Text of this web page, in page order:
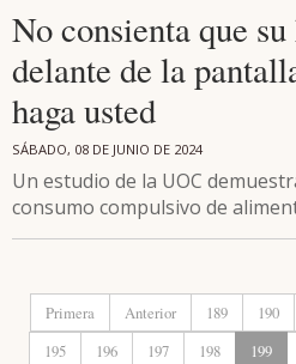
No consienta que
delante de la
haga usted
SÁBADO, 08 DE JUNIO DE 2024
Un estudio de la UOC
consumo compulsivo de
Primera Anterior 189 190
195
196 197 198 199